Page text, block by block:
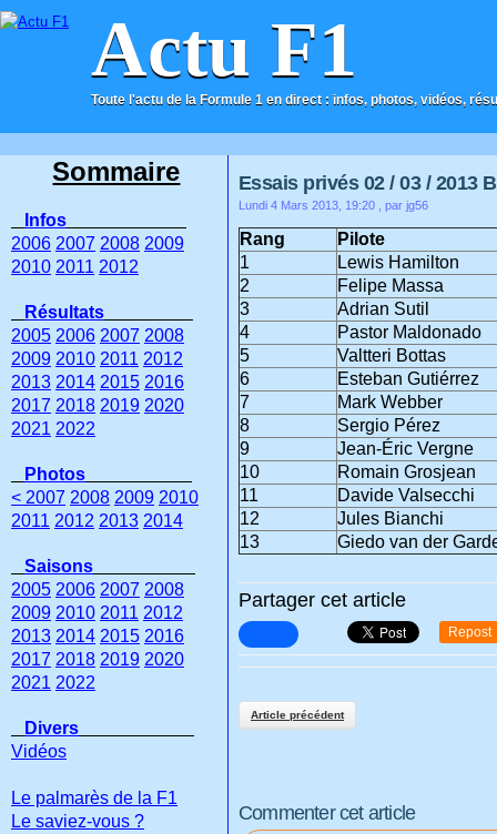
Actu F1
Toute l'actu de la Formule 1 en direct : infos, photos, vidéos,
ACCUEIL CONTACT
Essais privés 02 / 03 / 2013
Lundi 4 Mars 2013, 19:20 , par jg56
Rang
Pilote
1
Lewis Hamilton
2
Felipe Massa
3
Adrian Sutil
4
Pastor Maldonado
5
Valtteri Bottas
6
Esteban Gutiérrez
7
Mark Webber
8
Sergio Pérez
9
Jean-Éric Vergne
10
Romain Grosjean
11
Davide Valsecchi
12
Jules Bianchi
13
Giedo van der
Partager cet article
Repost
Article précédent
Commenter cet article
Sommaire
Infos
2006 2007 2008 2009
2010 2011 2012
Résultats
2005 2006 2007 2008
2009 2010 2011 2012
2013 2014 2015 2016
2017 2018 2019 2020
2021 2022
Photos
< 2007 2008 2009 2010
2011 2012 2013 2014
Saisons
2005 2006 2007 2008
2009 2010 2011 2012
2013 2014 2015 2016
2017 2018 2019 2020
2021 2022
Divers
Vidéos
Le palmarès de la F1
Le saviez-vous ?